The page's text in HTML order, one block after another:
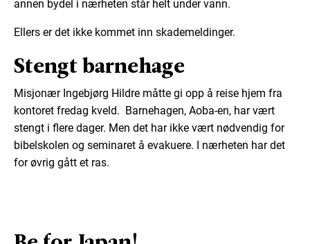
annen bydel i nærheten står helt under vann.
Ellers er det ikke kommet inn skademeldinger.
Stengt barnehage
Misjonær Ingebjørg Hildre måtte gi opp å reise hjem fra
kontoret fredag kveld. Barnehagen, Aoba-en, har vært
stengt i flere dager. Men det har ikke vært nødvendig for
bibelskolen og seminaret å evakuere. I nærheten har det
for øvrig gått et ras.